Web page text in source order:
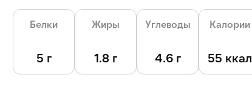
Белки
5 г
Жиры
1.8 г
Углеводы
4.6 г
Калории
55 ккал